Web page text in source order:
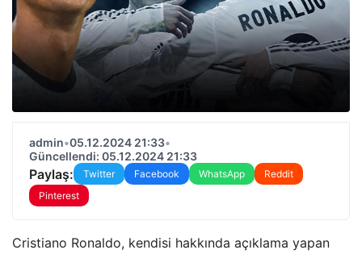
admin•05.12.2024 21:33•
Güncellendi: 05.12.2024 21:33
Paylaş: Twitter Facebook WhatsApp
Reddit
Pinterest
Cristiano Ronaldo, kendisi hakkında açıklama yapan